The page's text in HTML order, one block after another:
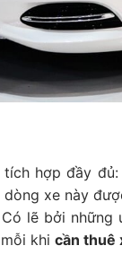
hợp đầy
dòng xe này
lẽ bởi
khi cần thuê